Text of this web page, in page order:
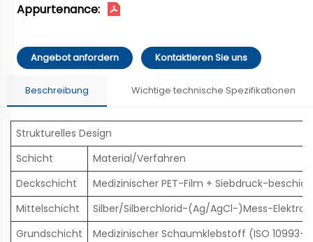
Appurtenance:
Angebot anfordern Kontaktieren Sie uns
Beschreibung Wichtige technische Spezifikationen
Strukturelles Design
Schicht
Material/Verfahren
Deckschicht
Medizinischer PET-Film + Siebdruck-
Mittelschicht
Silber/Silberchlorid-(Ag/AgCl-)Mess-
Grundschicht
Medizinischer Schaumklebstoff (ISO 10993-